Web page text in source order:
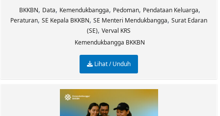
BKKBN, Data, Kemendukbangga, Pedoman, Pendataan Keluarga,
Peraturan, SE Kepala BKKBN, SE Menteri Mendukbangga, Surat Edaran
(SE), Verval KRS
Kemendukbangga BKKBN
Lihat / Unduh